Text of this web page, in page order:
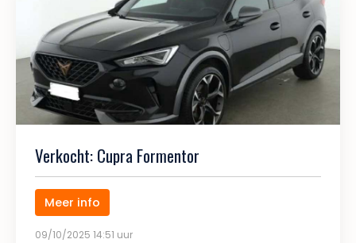
Verkocht: Cupra Formentor
Meer info
09/10/2025 14:51 uur